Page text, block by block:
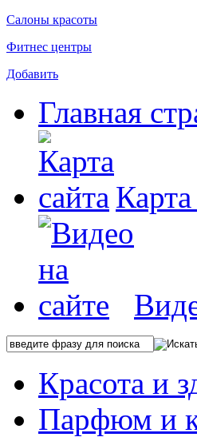
Салоны красоты
Фитнес центры
Добавить
Главная
Красота и
Парфюм и